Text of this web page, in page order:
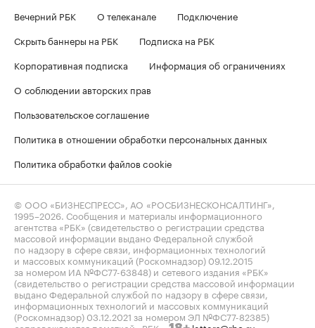
Вечерний РБК
О телеканале
Подключение
Скрыть баннеры на РБК
Подписка на РБК
Корпоративная подписка
Информация об ограничениях
О соблюдении авторских прав
Пользовательское соглашение
Политика в отношении обработки персональных данных
Политика обработки файлов cookie
© ООО «БИЗНЕСПРЕСС», АО «РОСБИЗНЕСКОНСАЛТИНГ»,
1995–2026 . Сообщения и материалы информационного
агентства «РБК» (свидетельство о регистрации средства
массовой информации выдано Федеральной службой
по надзору в сфере связи, информационных технологий
и массовых коммуникаций (Роскомнадзор) 09.12.2015
за номером ИА №ФС77-63848) и сетевого издания «РБК»
(свидетельство о регистрации средства массовой информации
выдано Федеральной службой по надзору в сфере связи,
информационных технологий и массовых коммуникаций
(Роскомнадзор) 03.12.2021 за номером ЭЛ №ФС77-82385)